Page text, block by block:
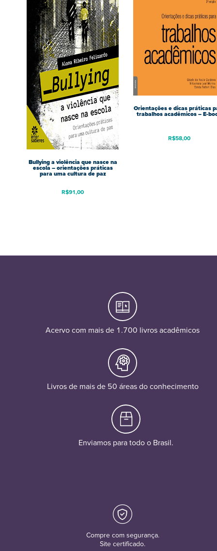
Bullying a violência que nasce na
escola – orientações práticas
para uma cultura de paz
R$91,00
Orientações e dicas práticas
trabalhos acadêmicos – E-
R$58,00
Acervo com mais de 1.700 livros acadêmicos
Livros de mais de 50 áreas do conhecimento
Enviamos para todo o Brasil.
Compre com segurança.
Site certificado.